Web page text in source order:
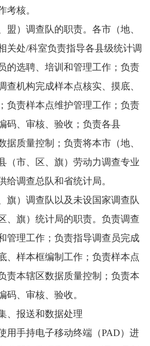
考核。
盟）调查队的职责。各市（地、
关处/科室负责指导各县级统计调
的选聘、培训和管理工作；负责
查机构完成样本点核实、摸底、
负责样本点维护管理工作；负责
码、审核、验收；负责各县
据质量控制；负责将本市（地、
（市、区、旗）劳动力调查专业
给调查总队和省统计局。
旗）调查队以及未设国家调查队
、旗）统计局的职责。负责调查
管理工作；负责指导调查员完成
、样本框编制工作；负责样本点
责本辖区数据质量控制；负责本
码、审核、验收。
、报送和数据处理
用手持电子移动终端（PAD）进